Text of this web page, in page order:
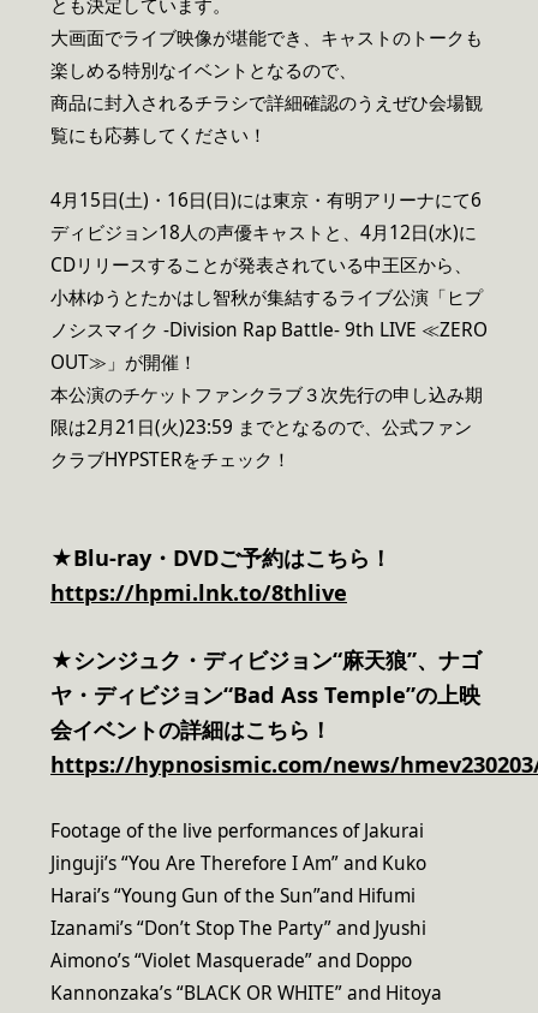
大画面でライブ映像が堪能でき、キャストのトークも
楽しめる特別なイベントとなるので、
商品に封入されるチラシで詳細確認のうえぜひ会場観
覧にも応募してください！
4月15日(土)・16日(日)には東京・有明アリーナにて6
ディビジョン18人の声優キャストと、4月12日(水)に
CDリリースすることが発表されている中王区から、
小林ゆうとたかはし智秋が集結するライブ公演「ヒプ
ノシスマイク -Division Rap Battle- 9th LIVE ≪ZERO
OUT≫」が開催！
本公演のチケットファンクラブ３次先行の申し込み期
限は2月21日(火)23:59 までとなるので、公式ファン
クラブHYPSTERをチェック！
★Blu-ray・DVDご予約はこちら！
https://hpmi.lnk.to/8thlive
★シンジュク・ディビジョン“麻天狼”、ナゴ
ヤ・ディビジョン“Bad Ass Temple”の上映
会イベントの詳細はこちら！
https://hypnosismic.com/news/
Footage of the live performances of Jakurai
Jinguji’s “You Are Therefore I Am” and Kuko
Harai’s “Young Gun of the Sun”and Hifumi
Izanami’s “Don’t Stop The Party” and Jyushi
Aimono’s “Violet Masquerade” and Doppo
Kannonzaka’s “BLACK OR WHITE” and Hitoya